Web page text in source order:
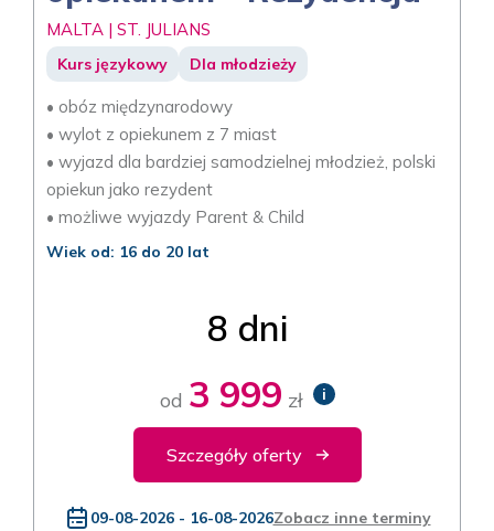
MALTA | ST. JULIANS
Kurs językowy Dla młodzieży
• obóz międzynarodowy
• wylot z opiekunem z 7 miast
• wyjazd dla bardziej samodzielnej młodzież, polski
opiekun jako rezydent
• możliwe wyjazdy Parent & Child
Wiek od: 16 do 20 lat
8 dni
od 3 999 zł i
Szczegóły oferty
09-08-2026 - 16-08-2026Zobacz inne terminy